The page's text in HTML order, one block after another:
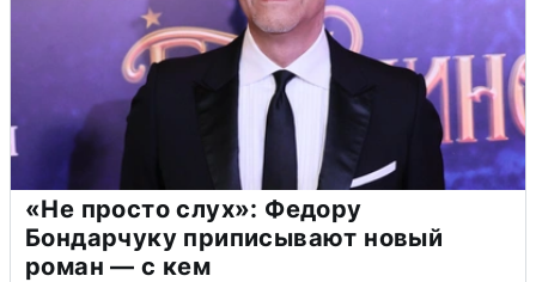
«Не просто слух»: Федору
Бондарчуку приписывают новый
роман — с кем